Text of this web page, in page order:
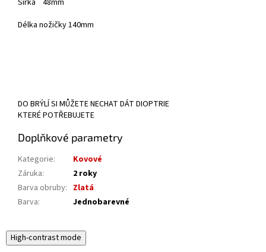
Šířka 48mm
Délka nožičky 140mm
DO BRÝLÍ SI MŮŽETE NECHAT DÁT DIOPTRIE
KTERÉ POTŘEBUJETE
Doplňkové parametry
Kategorie:
Kovové
Záruka:
2 roky
Barva obruby: Zlatá
Barva: Jednobarevné
High-contrast mode